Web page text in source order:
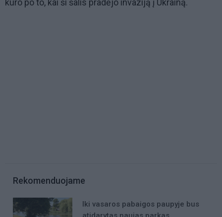
kuro po to, kai ši šalis pradėjo invaziją į Ukrainą.
Rekomenduojame
Iki vasaros pabaigos paupyje bus